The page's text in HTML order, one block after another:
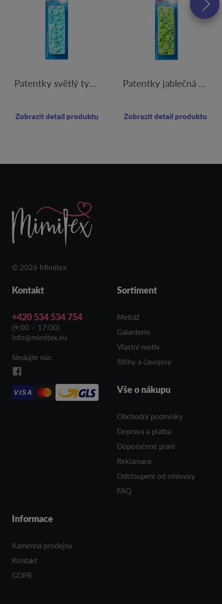
Patentky světlý tyrkys
Zobrazit detail produktu
Patentky jablečná zeleň
Zobrazit detail produktu
© 2026 Mimitex
Kontakt
+420 534 534 754
(9:00 – 17:00)
info@mimitex.eu
Sledujte nás:
VISA
Sortiment
Metráž
Galanterie
Vlastní motiv
Střihy a časopisy
Vše o nákupu
Obchodní podmínky
Doprava a platba
Doporučené praní
Reklamace
Odstoupení od smlouvy
FAQ
Informace
Kamenná prodejna
Kontakt
GDPR